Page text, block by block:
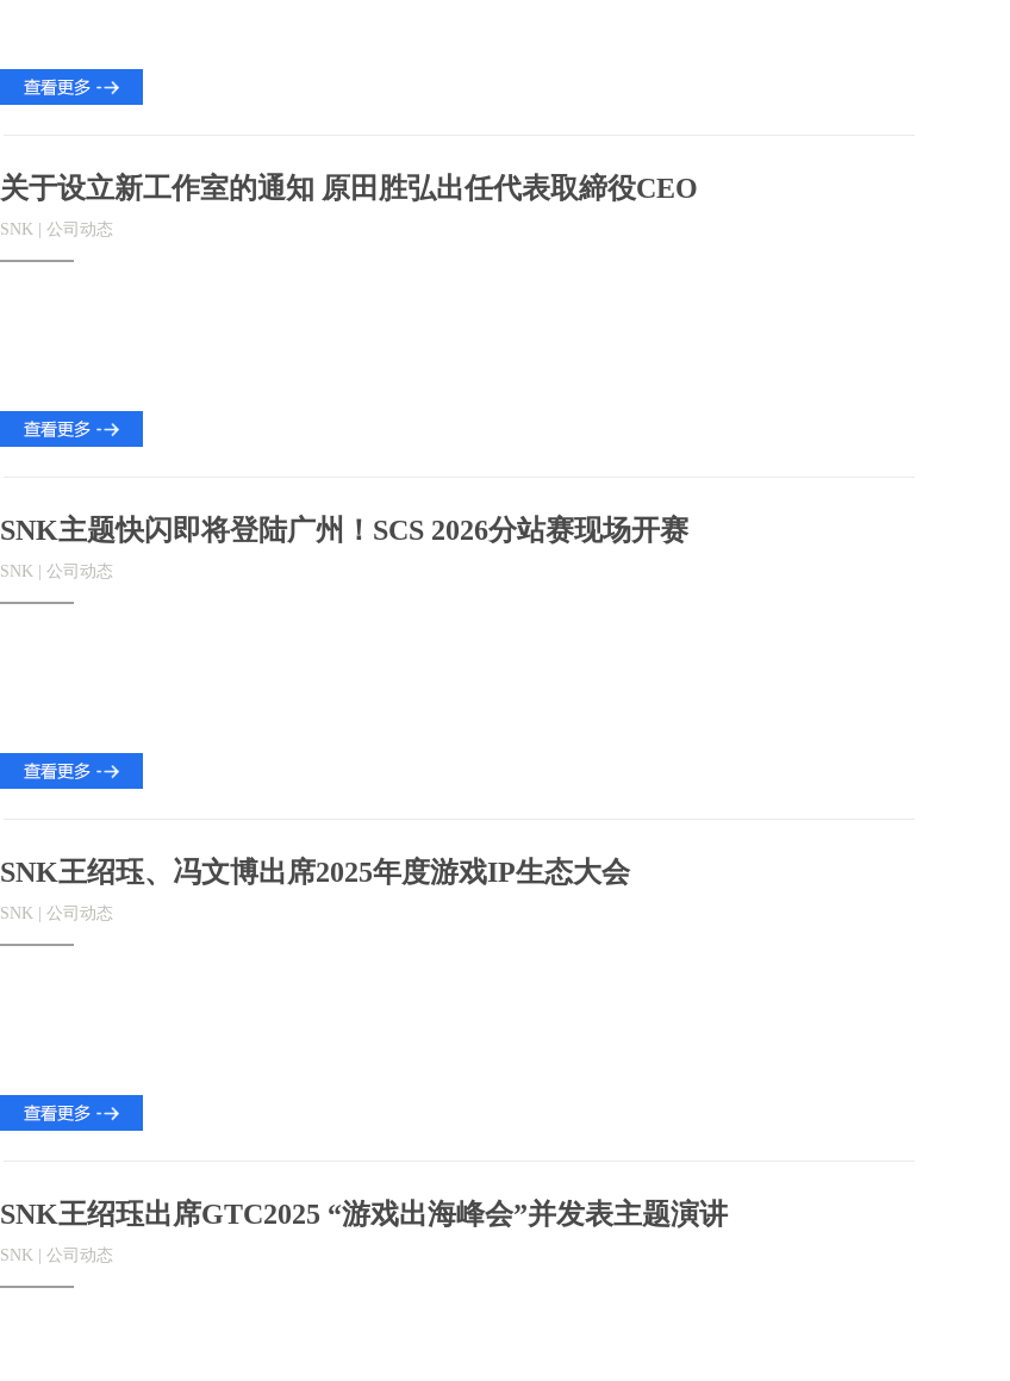
关于设立新工作室的通知 原田胜弘出任代表取締役CEO
SNK | 公司动态
SNK主题快闪即将登陆广州！SCS 2026分站赛现场开赛
SNK | 公司动态
SNK王绍珏、冯文博出席2025年度游戏IP生态大会
SNK | 公司动态
SNK王绍珏出席GTC2025 “游戏出海峰会”并发表主题演讲
SNK | 公司动态